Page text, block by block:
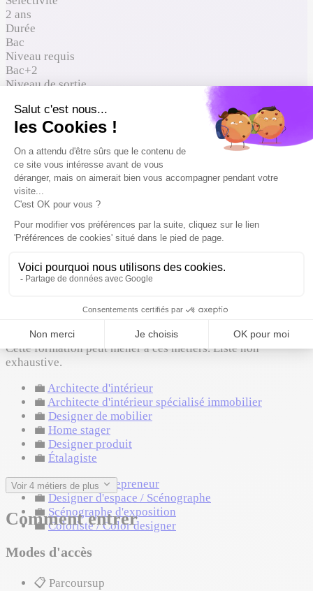
2 ans
Durée
Bac
Niveau requis
Bac+2
Niveau de sortie
ECTS
Où ça mène
Comment entrer
Reconnaissance du diplôme
Formations proches à comparer
À qui ça s'adresse
Arts plastiques
Où ça mène
Cette formation peut mener à ces métiers. Liste non
exhaustive.
💼 Architecte d'intérieur
💼 Architecte d'intérieur spécialisé immobilier
💼 Designer de mobilier
💼 Home stager
💼 Designer produit
💼 Étalagiste
💼 Designer entrepreneur
💼 Designer d'espace / Scénographe
💼 Scénographe d'exposition
💼 Coloriste / Color designer
Voir 4 métiers de plus
Comment entrer
Modes d'accès
📋 Parcoursup